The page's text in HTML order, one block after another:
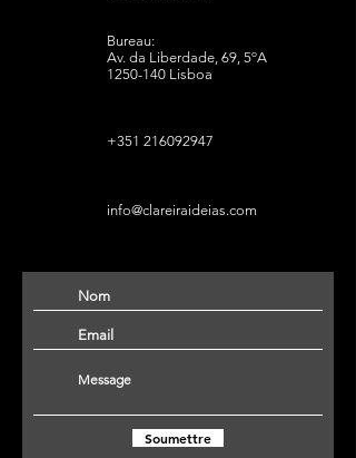
Bureau:
Av. da Liberdade, 69, 5ºA
1250-140 Lisboa
+351 216092947
info@clareiraideias.com
Soumettre